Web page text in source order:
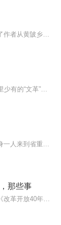
那些事